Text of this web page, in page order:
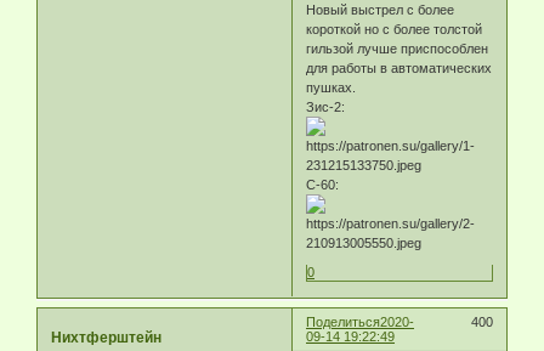
Новый выстрел с более
короткой но с более толстой
гильзой лучше приспособлен
для работы в автоматических
пушках.
Зис-2:
С-60:
0
Поделиться 400
2020-
09-14 19:22:49
Нихтферштейн